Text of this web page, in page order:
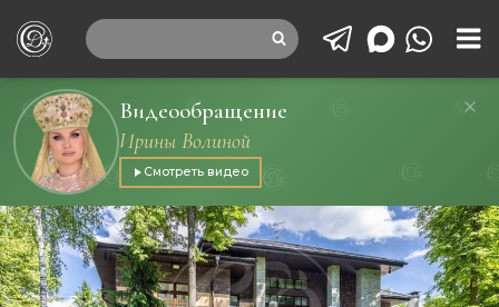
Видеообращение
Ирины Волиной
Смотреть видео